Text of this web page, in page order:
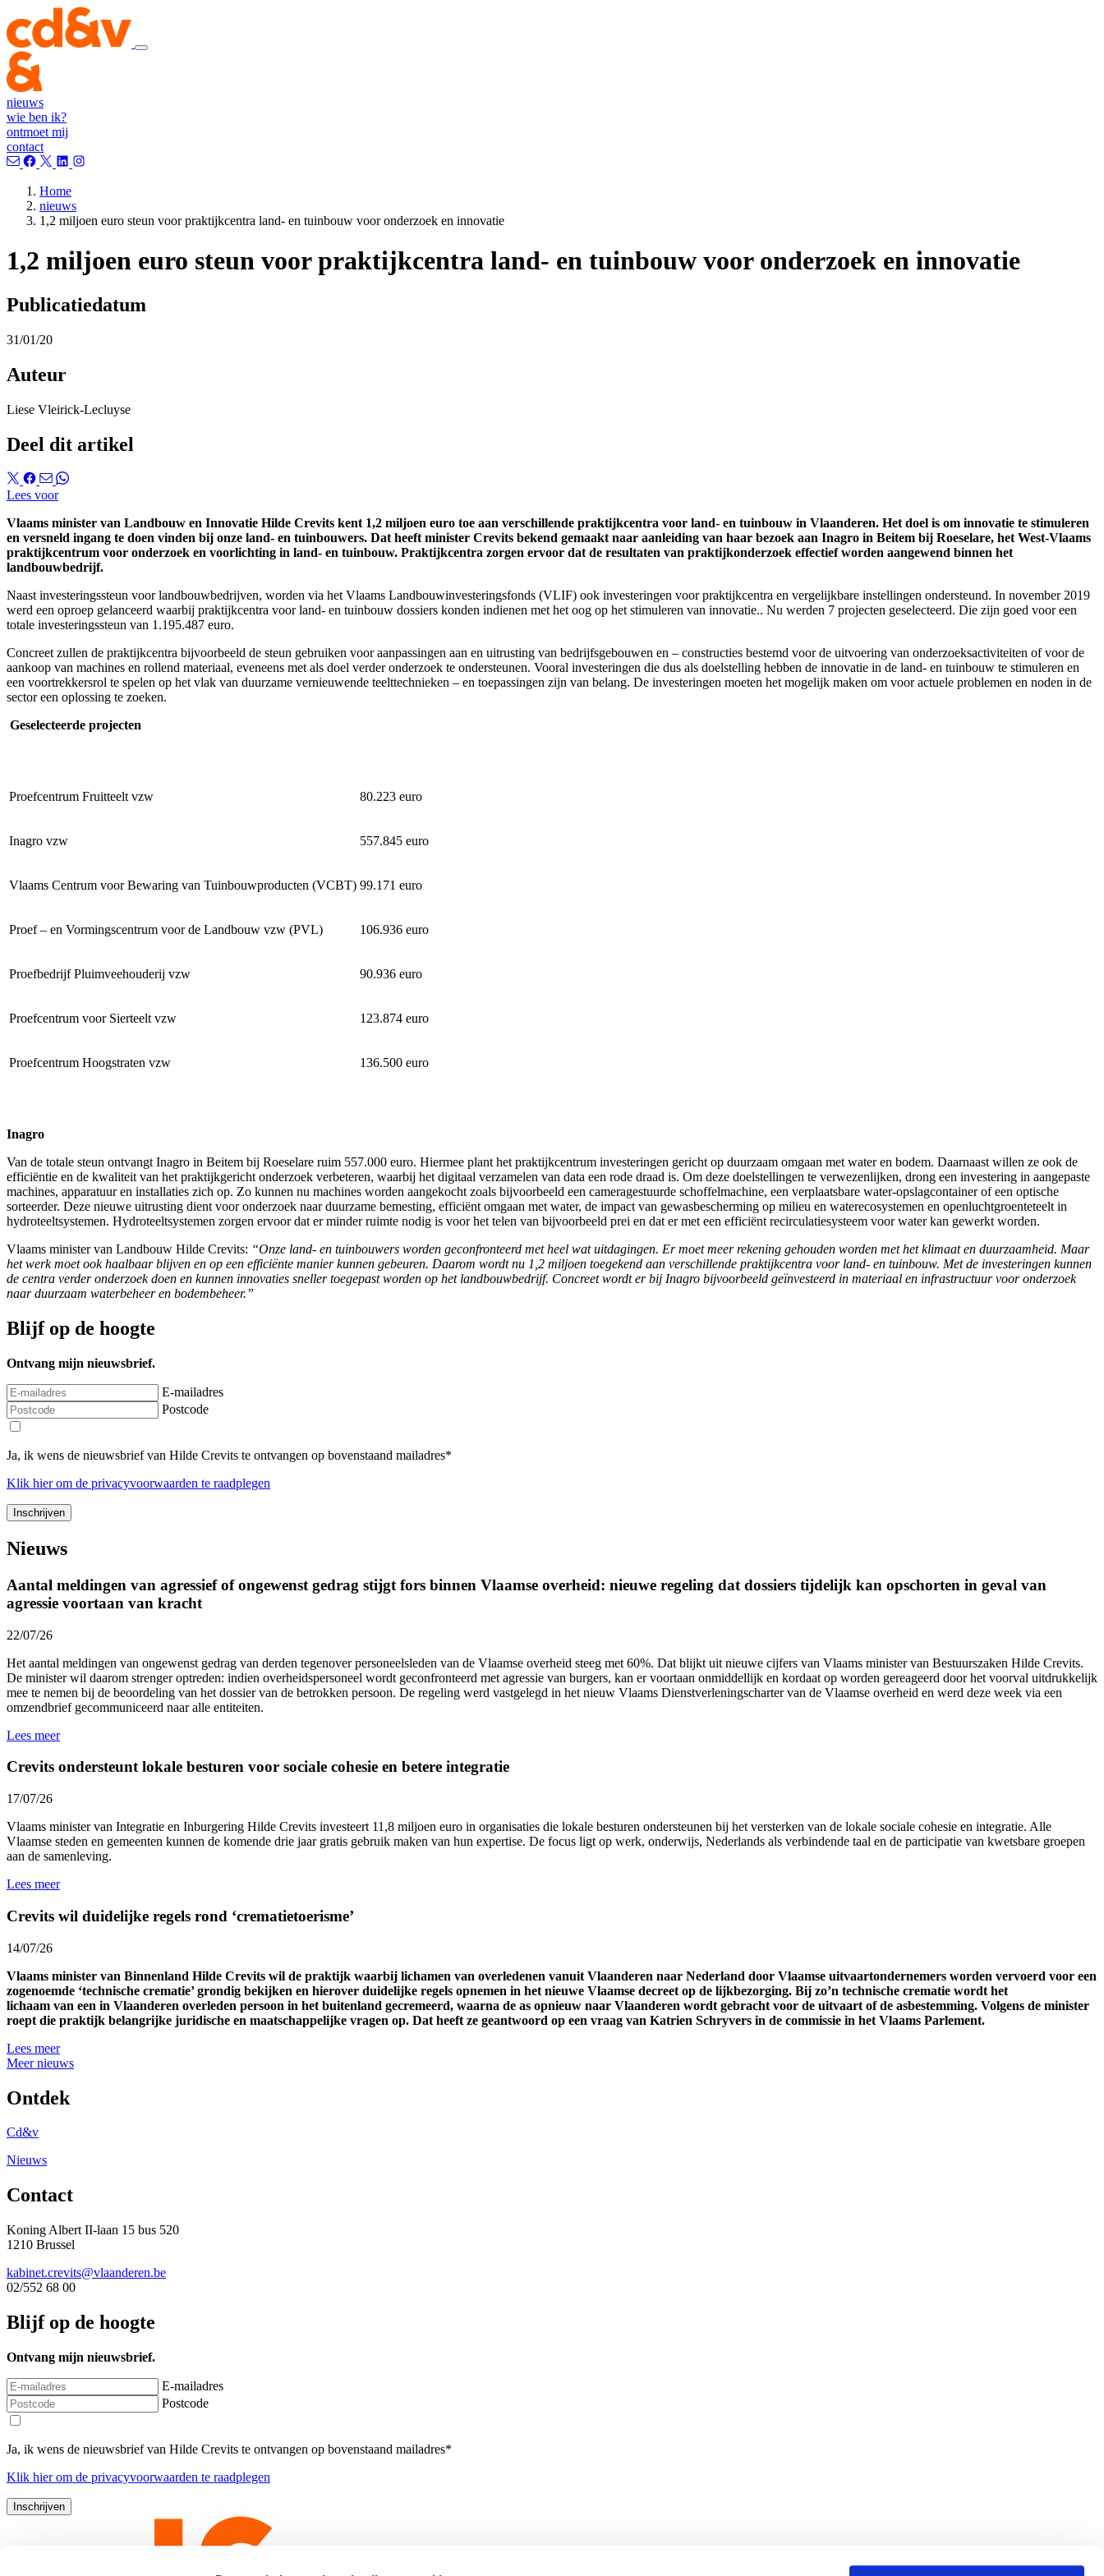
nieuws
wie ben ik?
ontmoet mij
contact
Home
nieuws
1,2 miljoen euro steun voor praktijkcentra land- en tuinbouw voor onderzoek en innovatie
1,2 miljoen euro steun voor praktijkcentra land- en tuinbouw voor onderzoek en innovatie
Publicatiedatum
31/01/20
Auteur
Liese Vleirick-Lecluyse
Deel dit artikel
Lees voor
Vlaams minister van Landbouw en Innovatie Hilde Crevits kent 1,2 miljoen euro toe aan verschillende praktijkcentra voor land- en tuinbouw in Vlaanderen. Het doel is om innovatie te stimuleren
en versneld ingang te doen vinden bij onze land- en tuinbouwers. Dat heeft minister Crevits bekend gemaakt naar aanleiding van haar bezoek aan Inagro in Beitem bij Roeselare, het West-Vlaams
praktijkcentrum voor onderzoek en voorlichting in land- en tuinbouw. Praktijkcentra zorgen ervoor dat de resultaten van praktijkonderzoek effectief worden aangewend binnen het
landbouwbedrijf.
Naast investeringssteun voor landbouwbedrijven, worden via het Vlaams Landbouwinvesteringsfonds (VLIF) ook investeringen voor praktijkcentra en vergelijkbare instellingen ondersteund. In november 2019
werd een oproep gelanceerd waarbij praktijkcentra voor land- en tuinbouw dossiers konden indienen met het oog op het stimuleren van innovatie.. Nu werden 7 projecten geselecteerd. Die zijn goed voor een
totale investeringssteun van 1.195.487 euro.
Concreet zullen de praktijkcentra bijvoorbeeld de steun gebruiken voor aanpassingen aan en uitrusting van bedrijfsgebouwen en – constructies bestemd voor de uitvoering van onderzoeksactiviteiten of voor de
aankoop van machines en rollend materiaal, eveneens met als doel verder onderzoek te ondersteunen. Vooral investeringen die dus als doelstelling hebben de innovatie in de land- en tuinbouw te stimuleren en
een voortrekkersrol te spelen op het vlak van duurzame vernieuwende teelttechnieken – en toepassingen zijn van belang. De investeringen moeten het mogelijk maken om voor actuele problemen en noden in de
sector een oplossing te zoeken.
Geselecteerde projecten
Proefcentrum Fruitteelt vzw 80.223 euro
Inagro vzw 557.845 euro
Vlaams Centrum voor Bewaring van Tuinbouwproducten (VCBT) 99.171 euro
Proef – en Vormingscentrum voor de Landbouw vzw (PVL) 106.936 euro
Proefbedrijf Pluimveehouderij vzw 90.936 euro
Proefcentrum voor Sierteelt vzw 123.874 euro
Proefcentrum Hoogstraten vzw 136.500 euro
Inagro
Van de totale steun ontvangt Inagro in Beitem bij Roeselare ruim 557.000 euro. Hiermee plant het praktijkcentrum investeringen gericht op duurzaam omgaan met water en bodem. Daarnaast willen ze ook de
efficiëntie en de kwaliteit van het praktijkgericht onderzoek verbeteren, waarbij het digitaal verzamelen van data een rode draad is. Om deze doelstellingen te verwezenlijken, drong een investering in aangepaste
machines, apparatuur en installaties zich op. Zo kunnen nu machines worden aangekocht zoals bijvoorbeeld een cameragestuurde schoffelmachine, een verplaatsbare water-opslagcontainer of een optische
sorteerder. Deze nieuwe uitrusting dient voor onderzoek naar duurzame bemesting, efficiënt omgaan met water, de impact van gewasbescherming op milieu en waterecosystemen en openluchtgroenteteelt in
hydroteeltsystemen. Hydroteeltsystemen zorgen ervoor dat er minder ruimte nodig is voor het telen van bijvoorbeeld prei en dat er met een efficiënt recirculatiesysteem voor water kan gewerkt worden.
Vlaams minister van Landbouw Hilde Crevits: “Onze land- en tuinbouwers worden geconfronteerd met heel wat uitdagingen. Er moet meer rekening gehouden worden met het klimaat en duurzaamheid. Maar
het werk moet ook haalbaar blijven en op een efficiënte manier kunnen gebeuren. Daarom wordt nu 1,2 miljoen toegekend aan verschillende praktijkcentra voor land- en tuinbouw. Met de investeringen kunnen
de centra verder onderzoek doen en kunnen innovaties sneller toegepast worden op het landbouwbedrijf. Concreet wordt er bij Inagro bijvoorbeeld geïnvesteerd in materiaal en infrastructuur voor onderzoek
naar duurzaam waterbeheer en bodembeheer.”
Blijf op de hoogte
Ontvang mijn nieuwsbrief.
E-mailadres
Postcode
Ja, ik wens de nieuwsbrief van Hilde Crevits te ontvangen op bovenstaand mailadres*
Klik hierom de privacyvoorwaarden te raadplegen
Nieuws
Aantal meldingen van agressief of ongewenst gedrag stijgt fors binnen Vlaamse overheid: nieuwe regeling dat dossiers tijdelijk kan opschorten in geval van
agressie voortaan van kracht
22/07/26
Het aantal meldingen van ongewenst gedrag van derden tegenover personeelsleden van de Vlaamse overheid steeg met 60%. Dat blijkt uit nieuwe cijfers van Vlaams minister van Bestuurszaken Hilde Crevits.
De minister wil daarom strenger optreden: indien overheidspersoneel wordt geconfronteerd met agressie van burgers, kan er voortaan onmiddellijk en kordaat op worden gereageerd door het voorval uitdrukkelijk
mee te nemen bij de beoordeling van het dossier van de betrokken persoon. De regeling werd vastgelegd in het nieuw Vlaams Dienstverleningscharter van de Vlaamse overheid en werd deze week via een
omzendbrief gecommuniceerd naar alle entiteiten.
Lees meer
Crevits ondersteunt lokale besturen voor sociale cohesie en betere integratie
17/07/26
Vlaams minister van Integratie en Inburgering Hilde Crevits investeert 11,8 miljoen euro in organisaties die lokale besturen ondersteunen bij het versterken van de lokale sociale cohesie en integratie. Alle
Vlaamse steden en gemeenten kunnen de komende drie jaar gratis gebruik maken van hun expertise. De focus ligt op werk, onderwijs, Nederlands als verbindende taal en de participatie van kwetsbare groepen
aan de samenleving.
Lees meer
Crevits wil duidelijke regels rond ‘crematietoerisme’
14/07/26
Vlaams minister van Binnenland Hilde Crevits wil de praktijk waarbij lichamen van overledenen vanuit Vlaanderen naar Nederland door Vlaamse uitvaartondernemers worden vervoerd voor een
zogenoemde ‘technische crematie’ grondig bekijken en hierover duidelijke regels opnemen in het nieuwe Vlaamse decreet op de lijkbezorging. Bij zo’n technische crematie wordt het
lichaam van een in Vlaanderen overleden persoon in het buitenland gecremeerd, waarna de as opnieuw naar Vlaanderen wordt gebracht voor de uitvaart of de asbestemming. Volgens de minister
roept die praktijk belangrijke juridische en maatschappelijke vragen op. Dat heeft ze geantwoord op een vraag van Katrien Schryvers in de commissie in het Vlaams Parlement.
Lees meer
Meer nieuws
Ontdek
Cd&v
Nieuws
Contact
Koning Albert II-laan 15 bus 520
1210 Brussel
kabinet.crevits@vlaanderen.be
02/552 68 00
Blijf op de hoogte
Ontvang mijn nieuwsbrief.
E-mailadres
Postcode
Ja, ik wens de nieuwsbrief van Hilde Crevits te ontvangen op bovenstaand mailadres*
Klik hierom de privacyvoorwaarden te raadplegen